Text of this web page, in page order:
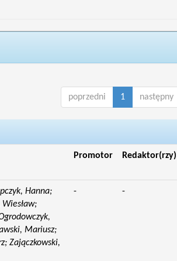
poprzedni 1 następny
Promotor Redaktor(rzy)
Hanna;
Mariusz;
Zajączkowski,
- -